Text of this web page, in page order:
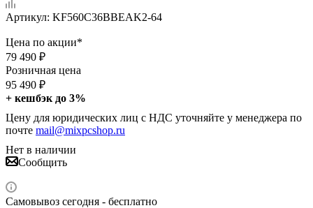
Артикул: KF560C36BBEAK2-64
Цена по акции*
79 490 ₽
Розничная цена
95 490 ₽
+ кешбэк до 3%
Цену для юридических лиц с НДС уточняйте у менеджера по
почте mail@mixpcshop.ru
Нет в наличии
Сообщить
Самовывоз сегодня - бесплатно